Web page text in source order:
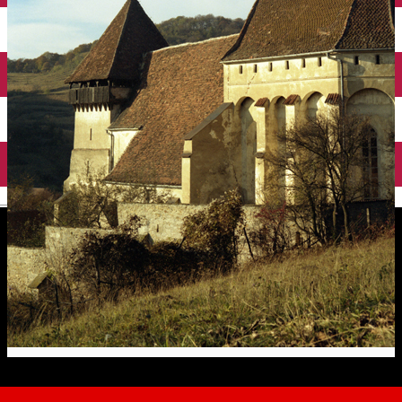
English
Biserica fortificată din Copșa